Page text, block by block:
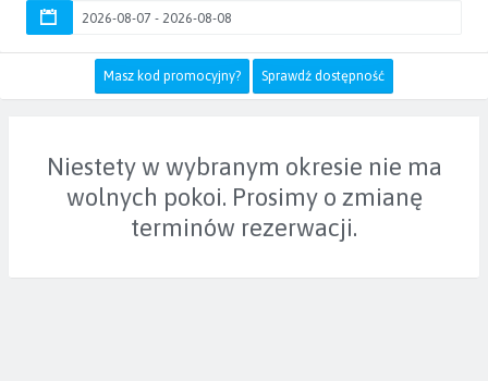
Masz kod promocyjny? Sprawdź dostępność
Niestety w wybranym okresie nie ma
wolnych pokoi. Prosimy o zmianę
terminów rezerwacji.